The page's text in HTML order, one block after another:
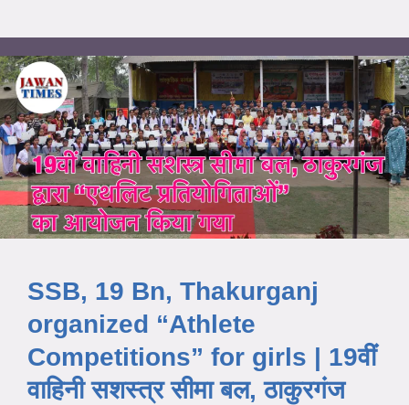
SSB, 19 Bn, Thakurganj
organized “Athlete
Competitions” for girls | 19वीं
वाहिनी सशस्त्र सीमा बल, ठाकुरगंज